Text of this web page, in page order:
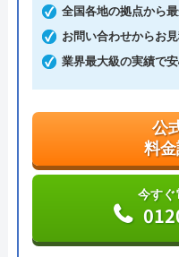
急ぎでない方はスケ
とをおすすめします。
今す
株式会社アンス
全国各地の拠点から
お問い合わせからお
業界最大級の実績で
公
料
今すぐ